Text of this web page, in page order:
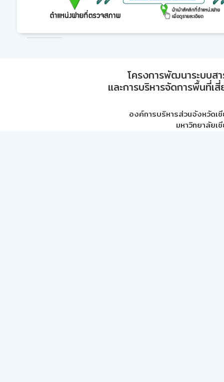
โครงการพัฒนาระบบส
และการบริหารจัดการพื้นที่เ
องค์การบริหารส่วนจังหวัดเ
มหาวิทยาลัยเ